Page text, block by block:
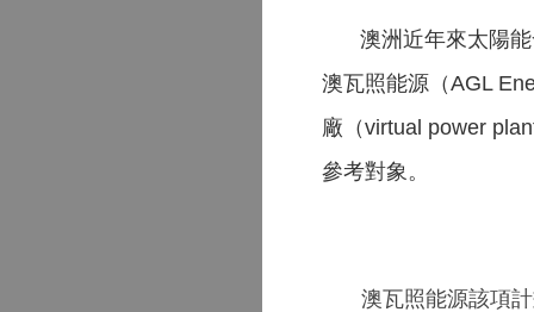
澳洲近年來太陽
澳瓦照能源（AGL
廠（virtual power
參考對象。
澳瓦照能源該項